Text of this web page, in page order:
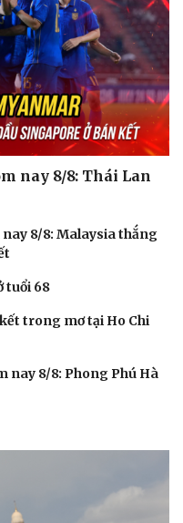
nay 8/8: Thái Lan
nay 8/8: Malaysia thắng
tuổi 68
trong mơ tại Ho Chi
nay 8/8: Phong Phú Hà